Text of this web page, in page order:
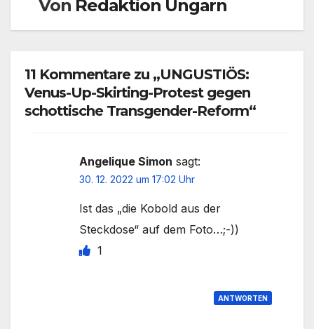
Von Redaktion Ungarn
11 Kommentare zu „UNGUSTIÖS:
Venus-Up-Skirting-Protest gegen
schottische Transgender-Reform“
Angelique Simon sagt:
30. 12. 2022 um 17:02 Uhr
Ist das „die Kobold aus der
Steckdose“ auf dem Foto…;-))
1
ANTWORTEN